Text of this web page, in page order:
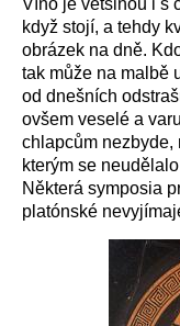
Víno je většinou i s
když stojí, a tehdy
obrázek na dně.
tak může na malbě
od dnešních
ovšem veselé a
chlapcům nezbyde,
kterým se
Některá symposia
platónské